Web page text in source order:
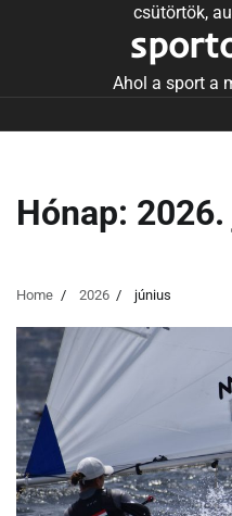
csütörtök,
Ahol a sport a
Hónap:
Home 2026 június